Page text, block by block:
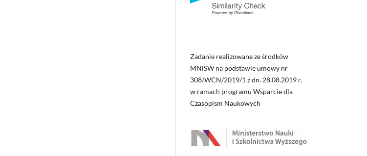
Zadanie realizowane ze środków
MNiSW na podstawie umowy nr
308/WCN/2019/1 z dn. 28.08.2019 r.
w ramach programu Wsparcie dla
Czasopism Naukowych